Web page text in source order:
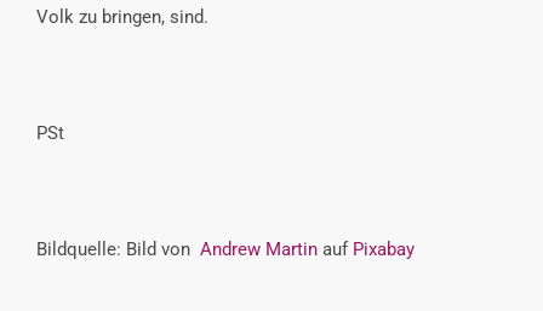
Volk zu bringen, sind.
PSt
Bildquelle: Bild von Andrew Martin auf Pixabay